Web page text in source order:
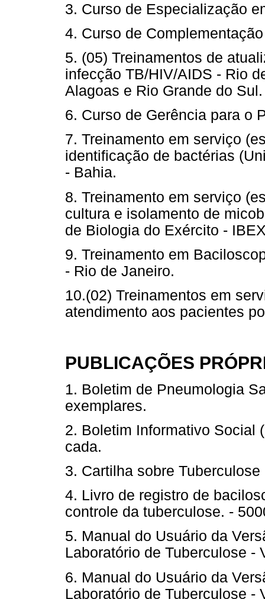
3. Curso de Especialização
4. Curso de
5. (05) Treinamentos de
infecção TB/HIV/AIDS - Rio
Alagoas e Rio Grande do Sul.
6. Curso de Gerência para o
7. Treinamento em serviço
identificação de bactérias
- Bahia.
8. Treinamento em serviço
cultura e isolamento de
de Biologia do Exército -
9. Treinamento em
- Rio de Janeiro.
10.(02) Treinamentos em
atendimento aos pacientes
PUBLICAÇÕES
1. Boletim de Pneumologia
exemplares.
2. Boletim Informativo Social
cada.
3. Cartilha sobre
4. Livro de registro de
controle da tuberculose. -
5. Manual do Usuário da
Laboratório de Tuberculose -
6. Manual do Usuário da
Laboratório de Tuberculose -